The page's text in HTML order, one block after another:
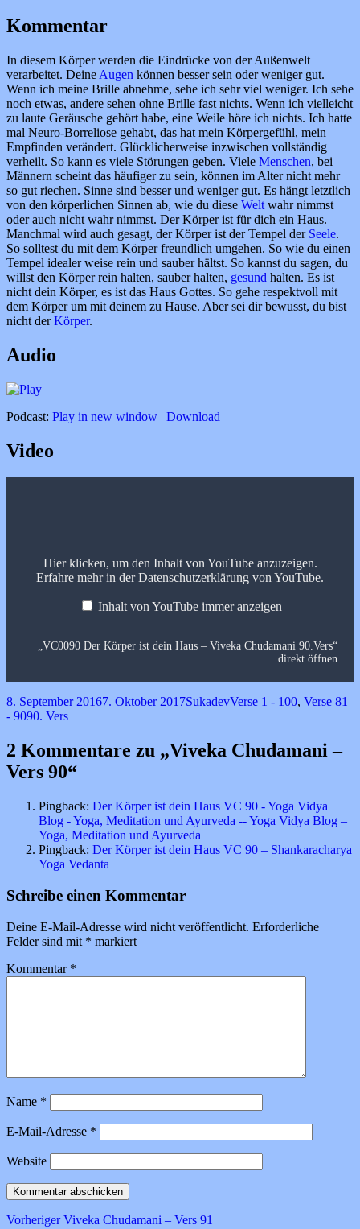
Kommentar
In diesem Körper werden die Eindrücke von der Außenwelt
verarbeitet. Deine Augen können besser sein oder weniger gut.
Wenn ich meine Brille abnehme, sehe ich sehr viel weniger. Ich sehe
noch etwas, andere sehen ohne Brille fast nichts. Wenn ich vielleicht
zu laute Geräusche gehört habe, eine Weile höre ich nichts. Ich hatte
mal Neuro-Borreliose gehabt, das hat mein Körpergefühl, mein
Empfinden verändert. Glücklicherweise inzwischen vollständig
verheilt. So kann es viele Störungen geben. Viele Menschen, bei
Männern scheint das häufiger zu sein, können im Alter nicht mehr
so gut riechen. Sinne sind besser und weniger gut. Es hängt letztlich
von den körperlichen Sinnen ab, wie du diese Welt wahr nimmst
oder auch nicht wahr nimmst. Der Körper ist für dich ein Haus.
Manchmal wird auch gesagt, der Körper ist der Tempel der Seele.
So solltest du mit dem Körper freundlich umgehen. So wie du einen
Tempel idealer weise rein und sauber hältst. So kannst du sagen, du
willst den Körper rein halten, sauber halten, gesund halten. Es ist
nicht dein Körper, es ist das Haus Gottes. So gehe respektvoll mit
dem Körper um mit deinem zu Hause. Aber sei dir bewusst, du bist
nicht derKörper.
Audio
Podcast: Play in new window | Download
Video
Chudamani
Hier klicken, um den Inhalt von YouTube anzuzeigen.
Erfahre mehr in derDatenschutzerklärung von YouTube.
Inhalt von YouTube immer anzeigen
„VC0090 Der Körper ist dein Haus – Viveka Chudamani 90.Vers“
direkt öffnen
Veröffentlicht
am
8. September 20167. Oktober 2017Autor
SukadevKategorien
Verse 1 - 100, Verse 81
- 90Schlagwörter
90. Vers
2 Kommentare zu „Viveka Chudamani –
Vers 90“
Pingback: Der Körper ist dein Haus VC 90 - Yoga Vidya
Blog - Yoga, Meditation und Ayurveda -- Yoga Vidya Blog –
Yoga, Meditation und Ayurveda
Pingback: Der Körper ist dein Haus VC 90 – Shankaracharya
Yoga Vedanta
Schreibe einen Kommentar
Deine E-Mail-Adresse wird nicht veröffentlicht. Erforderliche
Felder sind mit * markiert
Kommentar *
Name *
E-Mail-Adresse *
Website
Beitragsnavigation
Vorheriger Vorheriger
Viveka Chudamani – Vers 91